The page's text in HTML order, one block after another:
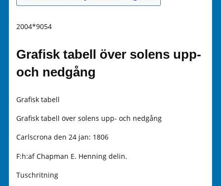
2004*9054
Grafisk tabell över solens upp-
och nedgång
Grafisk tabell
Grafisk tabell över solens upp- och nedgång
Carlscrona den 24 jan: 1806
F:h:af Chapman E. Henning delin.
Tuschritning